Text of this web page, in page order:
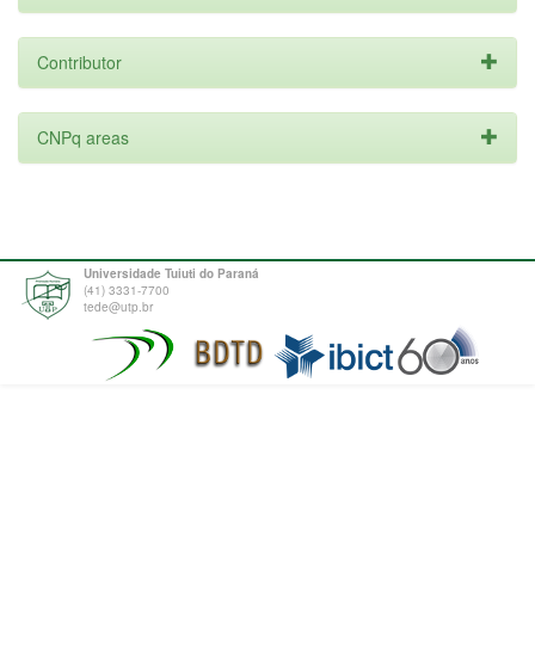
Contributor
CNPq areas
Universidade Tuiuti do Paraná
(41) 3331-7700
tede@utp.br